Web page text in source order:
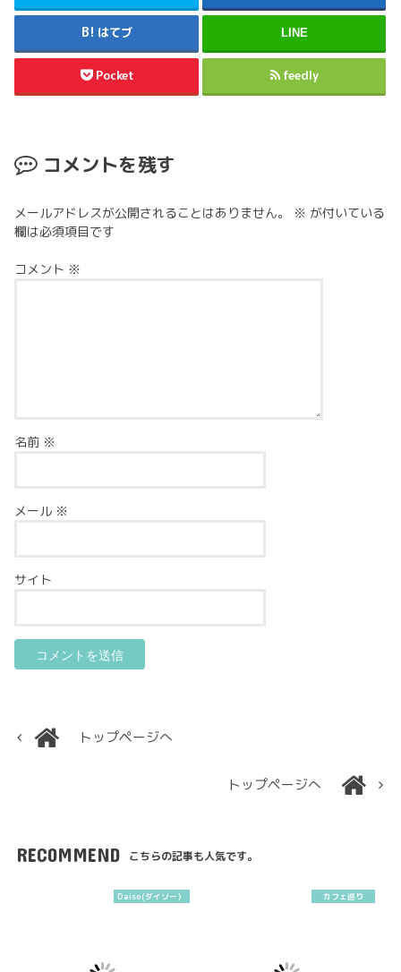
はてブ LINE
Pocket feedly
コメントを残す
メールアドレスが公開されることはありません。 ※ が付いている
欄は必須項目です
コメント ※
名前 ※
メール ※
サイト
トップページへ
トップページへ
RECOMMEND こちらの記事も人気です。
Daiso(ダイソー） カフェ巡り